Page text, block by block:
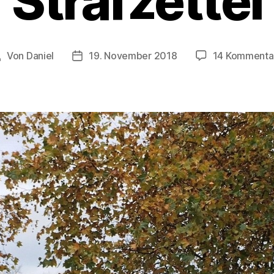
Von Daniel Beitragsdatum
19. November 2018 14